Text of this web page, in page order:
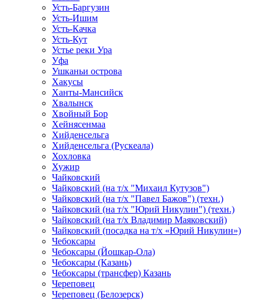
Усть-Баргузин
Усть-Ишим
Усть-Качка
Усть-Кут
Устье реки Ура
Уфа
Ушканьи острова
Хакусы
Ханты-Мансийск
Хвалынск
Хвойный Бор
Хейнясенмаа
Хийденсельга
Хийденсельга (Рускеала)
Хохловка
Хужир
Чайковский
Чайковский (на т/х "Михаил Кутузов")
Чайковский (на т/х "Павел Бажов") (техн.)
Чайковский (на т/х "Юрий Никулин") (техн.)
Чайковский (на т/х Владимир Маяковский)
Чайковский (посадка на т/х «Юрий Никулин»)
Чебоксары
Чебоксары (Йошкар-Ола)
Чебоксары (Казань)
Чебоксары (трансфер) Казань
Череповец
Череповец (Белозерск)